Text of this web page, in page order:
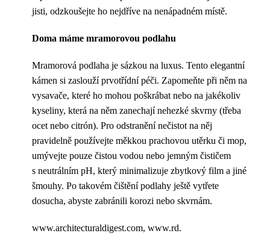
jisti, odzkoušejte ho nejdříve na nenápadném místě.
Doma máme mramorovou podlahu
Mramorová podlaha je sázkou na luxus. Tento elegantní
kámen si zaslouží prvotřídní péči. Zapomeňte při něm na
vysavače, které ho mohou poškrábat nebo na jakékoliv
kyseliny, která na něm zanechají nehezké skvrny (třeba
ocet nebo citrón). Pro odstranění nečistot na něj
pravidelně používejte měkkou prachovou utěrku či mop,
umývejte pouze čistou vodou nebo jemným čističem
s neutrálním pH, který minimalizuje zbytkový film a jiné
šmouhy. Po takovém čištění podlahy ještě vytřete
dosucha, abyste zabránili korozi nebo skvrnám.
www.architecturaldigest.com, www.rd.